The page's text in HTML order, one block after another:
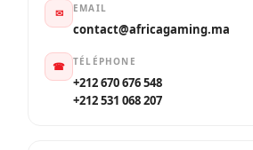
✉ EMAIL
contact@africagaming.ma
☎ TÉLÉPHONE
+212 670 676 548
+212 531 068 207